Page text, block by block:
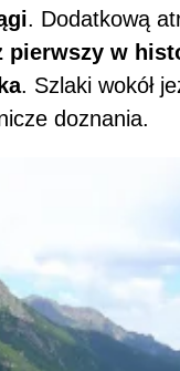
. Dodatkową
pierwszy w
. Szlaki wokół
doznania.